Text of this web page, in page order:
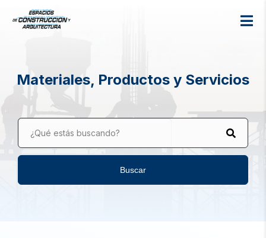
Materiales, Productos y Servicios
¿Qué estás buscando?
Buscar